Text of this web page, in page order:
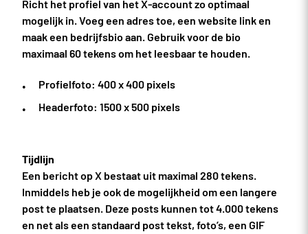
Richt het profiel van het X-account zo optimaal
mogelijk in. Voeg een adres toe, een website link en
maak een bedrijfsbio aan. Gebruik voor de bio
maximaal 60 tekens om het leesbaar te houden.
Profielfoto: 400 x 400 pixels
Headerfoto: 1500 x 500 pixels
Tijdlijn
Een bericht op X bestaat uit maximal 280 tekens.
Inmiddels heb je ook de mogelijkheid om een langere
post te plaatsen. Deze posts kunnen tot 4.000 tekens
en net als een standaard post tekst, foto’s, een GIF